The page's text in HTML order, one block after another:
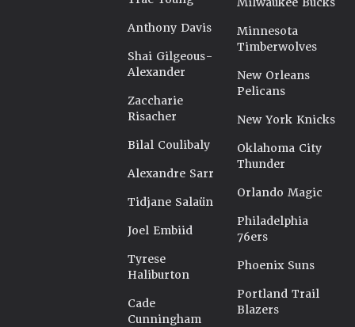
Anthony Davis
Shai Gilgeous-
Alexander
Zaccharie
Risacher
Bilal Coulibaly
Alexandre Sarr
Tidjane Salaün
Joel Embiid
Tyrese
Haliburton
Cade
Cunningham
Minnesota
Timberwolves
New Orleans
Pelicans
New York Knicks
Oklahoma City
Thunder
Orlando Magic
Philadelphia
76ers
Phoenix Suns
Portland Trail
Blazers